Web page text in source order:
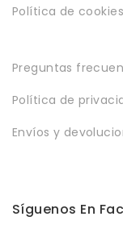
Política de cookies
Preguntas
Política de
Envíos y
Síguenos En